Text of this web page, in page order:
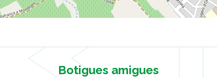
Botigues amigues